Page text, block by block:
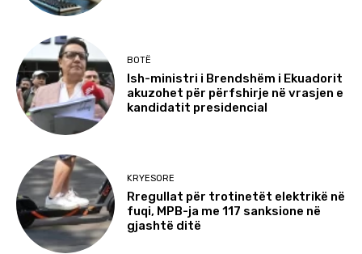
BOTË
Ish-ministri i Brendshëm i Ekuadorit
akuzohet për përfshirje në vrasjen e
kandidatit presidencial
KRYESORE
Rregullat për trotinetët elektrikë në
fuqi, MPB-ja me 117 sanksione në
gjashtë ditë